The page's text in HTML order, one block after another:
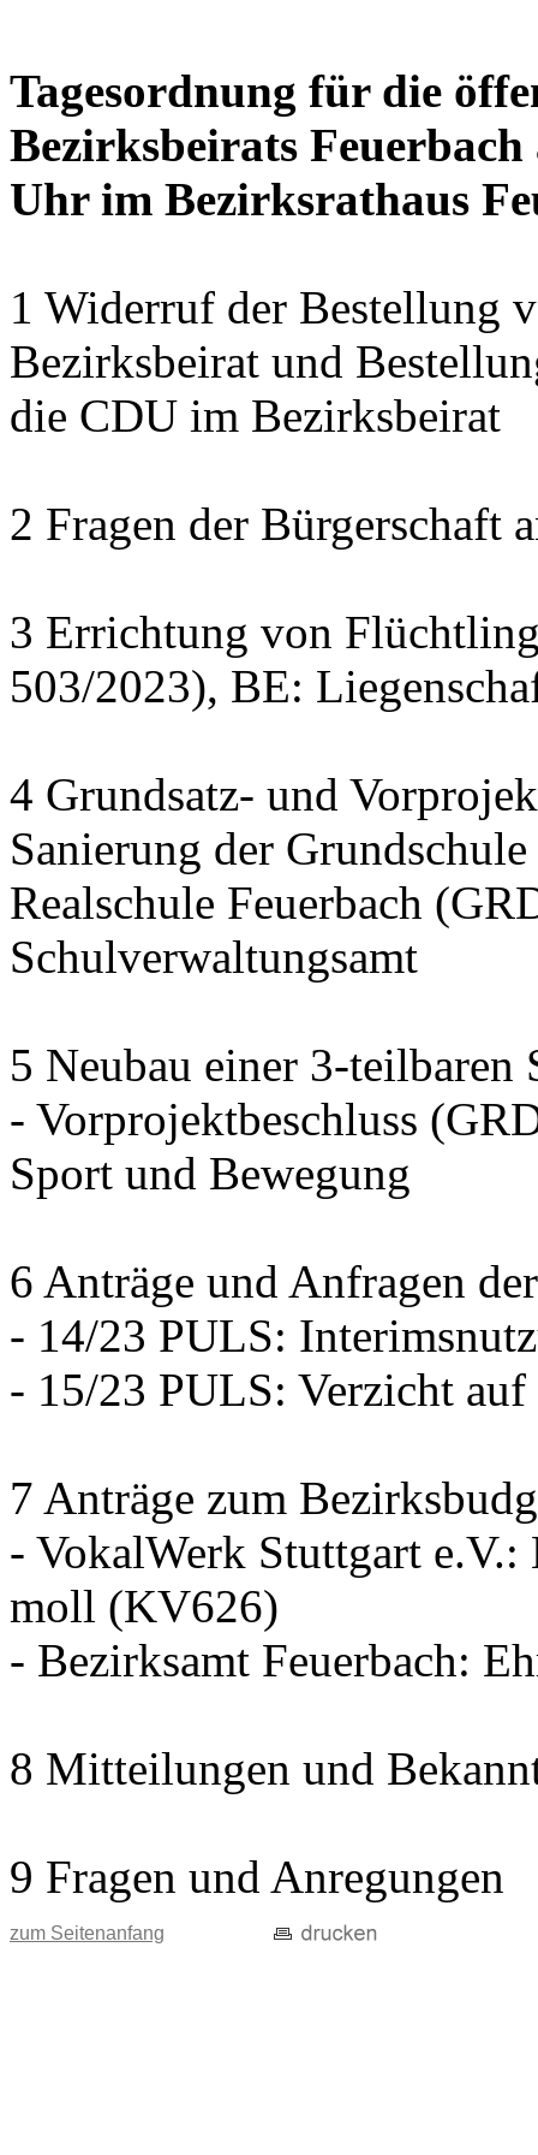
Tagesordnung für die
Bezirksbeirats
Uhr im Bezirksrathaus
1 Widerruf der Bestellung
Bezirksbeirat und
die CDU im Bezirksbeirat
2 Fragen der Bürgerschaft
3 Errichtung von
503/2023), BE:
4 Grundsatz- und
Sanierung der
Realschule Feuerbach
Schulverwaltungsamt
5 Neubau einer 3-teilbaren
- Vorprojektbeschluss
Sport und Bewegung
6 Anträge und Anfragen
- 14/23 PULS:
- 15/23 PULS: Verzicht
7 Anträge zum
- VokalWerk Stuttgart
moll (KV626)
- Bezirksamt Feuerbach:
8 Mitteilungen und
9 Fragen und Anregungen
zum Seitenanfang